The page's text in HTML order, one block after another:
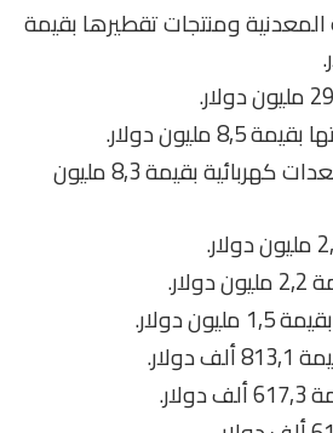
ومنتجات تقطيرها بقيمة
مليون دولار.
آلات وأجهزة ومعدات كهربائية بقيمة 8,3 مليون
دولار.